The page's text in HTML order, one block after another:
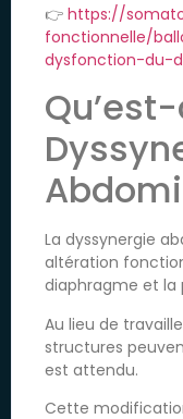
👉 https://
fonctionnelle/
dysfonction-du-
La dyssynergie
altération
diaphragme et la
Au lieu de
structures
est attendu.
Cette